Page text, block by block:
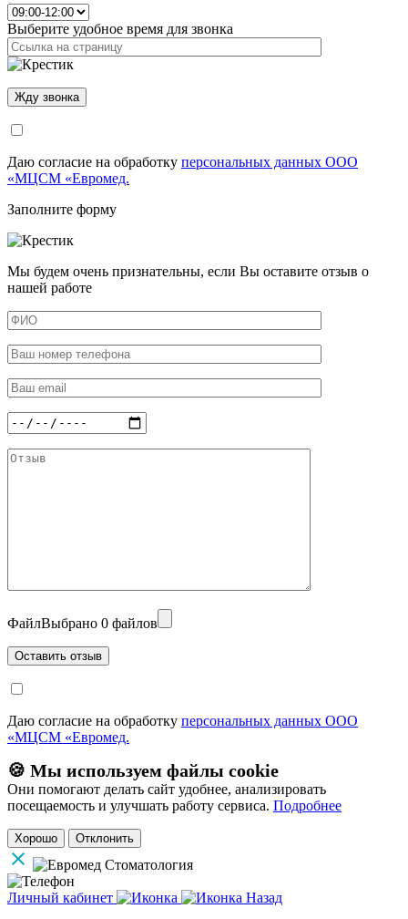
Выберите удобное время для звонка
Даю согласие на обработку персональных данных ООО
«МЦСМ «Евромед.
Заполните форму
Мы будем очень признательны, если Вы оставите отзыв о
нашей работе
ФайлВыбрано 0 файлов
Даю согласие на обработку персональных данных ООО
«МЦСМ «Евромед.
🍪 Мы используем файлы cookie
Они помогают делать сайт удобнее, анализировать
посещаемость и улучшать работу сервиса. Подробнее
Хорошо Отклонить
Личный кабинет
Назад